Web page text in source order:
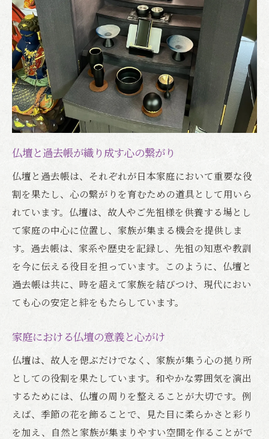
仏壇と過去帳が織り成す心の繋がり
仏壇と過去帳は、それぞれが日本家庭において重要な役
割を果たし、心の繋がりを育むための道具として用いら
れています。仏壇は、故人やご先祖様を供養する場とし
て家庭の中心に位置し、家族が集まる機会を提供しま
す。過去帳は、家系や歴史を記録し、先祖の知恵や教訓
を今に伝える役目を担っています。このように、仏壇と
過去帳は共に、時を超えて家族を結びつけ、現代におい
ても心の安定と絆をもたらしています。
家庭における仏壇の意義と心がけ
仏壇は、故人を偲ぶだけでなく、家族が集う心の拠り所
としての役割を果たしています。和やかな雰囲気を演出
するためには、仏壇の周りを整えることが大切です。例
えば、季節の花を飾ることで、見た目に柔らかさと彩り
を加え、自然と家族が集まりやすい空間を作ることがで